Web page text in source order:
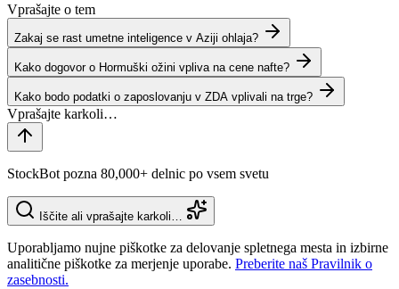
Vprašajte o tem
Zakaj se rast umetne inteligence v Aziji ohlaja?
Kako dogovor o Hormuški ožini vpliva na cene nafte?
Kako bodo podatki o zaposlovanju v ZDA vplivali na trge?
StockBot pozna 80,000+ delnic po vsem svetu
Iščite ali vprašajte karkoli…
Uporabljamo nujne piškotke za delovanje spletnega mesta in izbirne
analitične piškotke za merjenje uporabe. Preberite naš Pravilnik o
zasebnosti.